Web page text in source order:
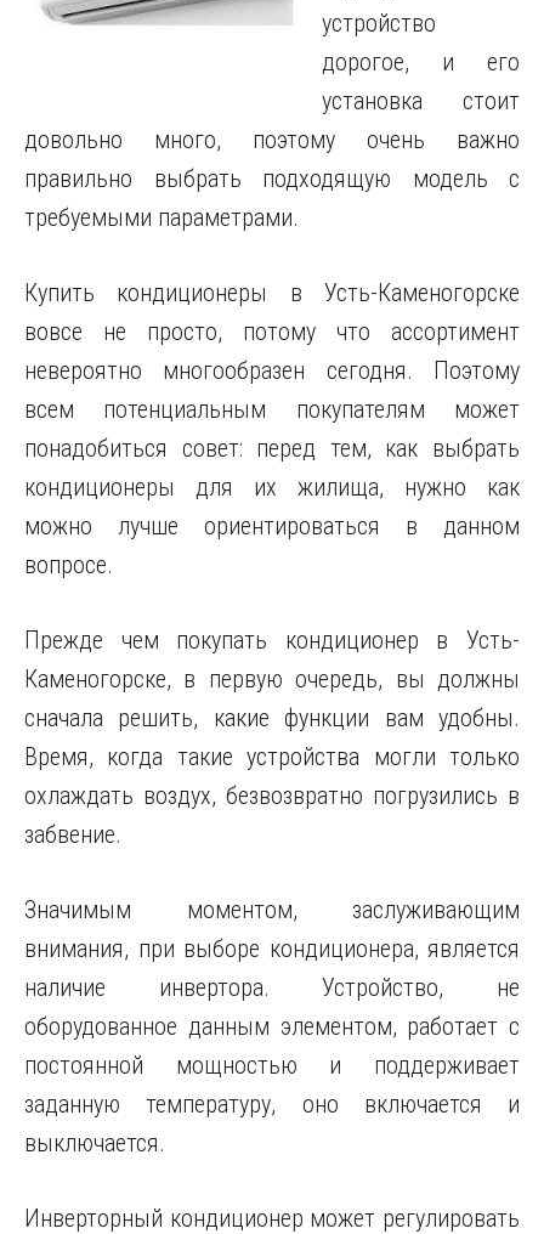
устройство
дорогое, и его
установка стоит
довольно много, поэтому очень важно
правильно выбрать подходящую модель с
требуемыми параметрами.
Купить кондиционеры в Усть-Каменогорске
вовсе не просто, потому что ассортимент
невероятно многообразен сегодня. Поэтому
всем потенциальным покупателям может
понадобиться совет: перед тем, как выбрать
кондиционеры для их жилища, нужно как
можно лучше ориентироваться в данном
вопросе.
Прежде чем покупать кондиционер в Усть-
Каменогорске, в первую очередь, вы должны
сначала решить, какие функции вам удобны.
Время, когда такие устройства могли только
охлаждать воздух, безвозвратно погрузились в
забвение.
Значимым моментом, заслуживающим
внимания, при выборе кондиционера, является
наличие инвертора. Устройство, не
оборудованное данным элементом, работает с
постоянной мощностью и поддерживает
заданную температуру, оно включается и
выключается.
Инверторный кондиционер может регулировать